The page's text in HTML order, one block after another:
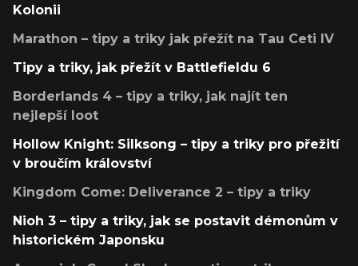
Kolonii
Marathon – tipy a triky jak přežít na Tau Ceti IV
Tipy a triky, jak přežít v Battlefieldu 6
Borderlands 4 – tipy a triky, jak najít ten
nejlepší loot
Hollow Knight: Silksong – tipy a triky pro přežití
v broučím království
Kingdom Come: Deliverance 2 – tipy a triky
Nioh 3 – tipy a triky, jak se postavit démonům v
historickém Japonsku